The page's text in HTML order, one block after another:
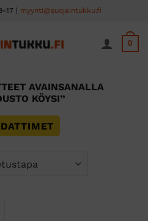
17 | myynti@suojaintukku.fi
0
AVAINSANALLA
KÖYSI”